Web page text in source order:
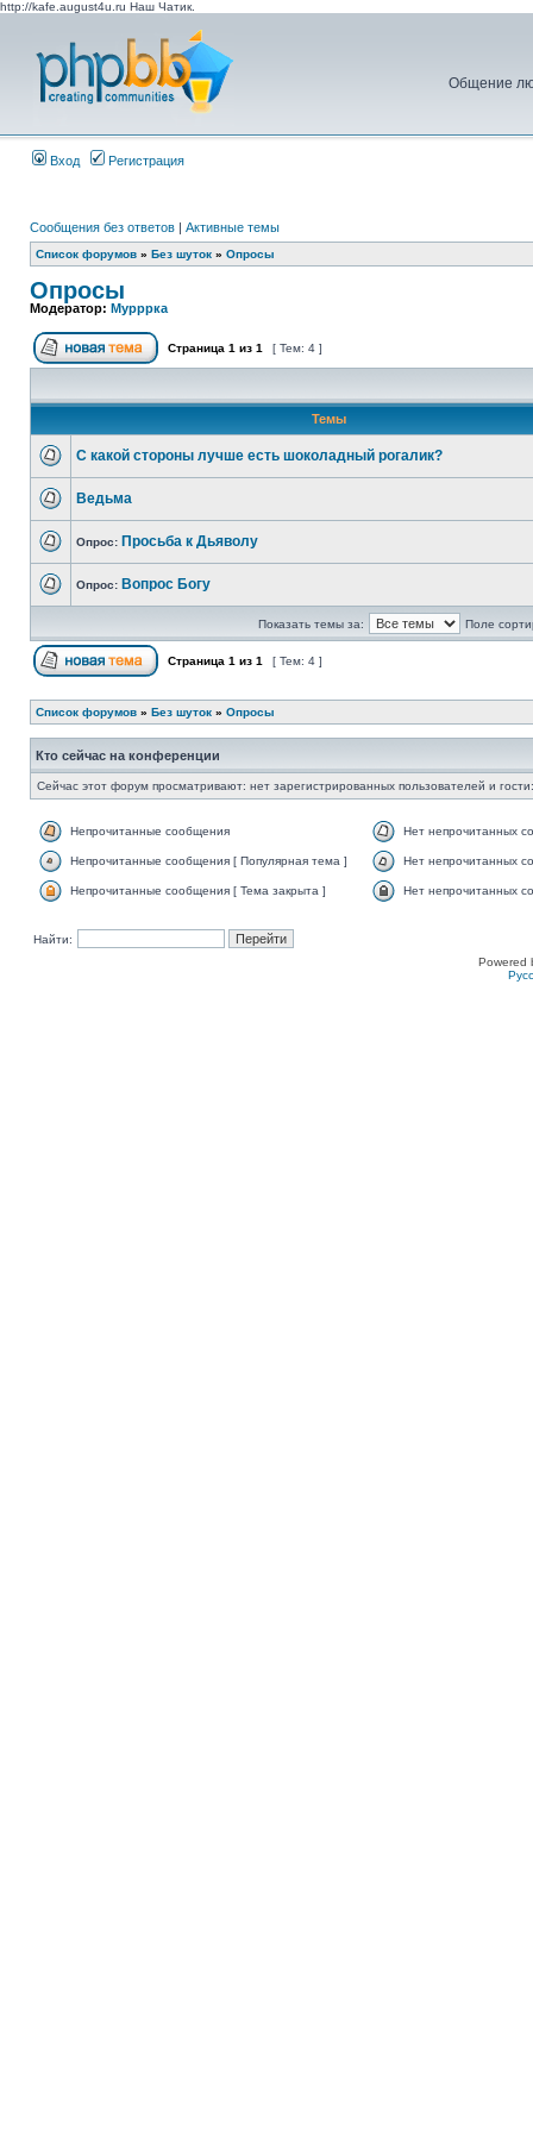
http://kafe.august4u.ru Наш Чатик.
Общение
Вход Регистрация
Сообщения без ответов | Активные темы
Список форумов » Без шуток » Опросы
Опросы
Модератор: Мурррка
Страница 1 из 1 [ Тем: 4 ]
Темы
С какой стороны лучше есть шоколадный рогалик?
Ведьма
Опрос: Просьба к Дьяволу
Опрос: Вопрос Богу
Показать темы за: Поле
Страница 1 из 1 [ Тем: 4 ]
Список форумов » Без шуток » Опросы
Кто сейчас на конференции
Сейчас этот форум просматривают: нет зарегистрированных пользователей и
Непрочитанные сообщения Нет непрочитанных
Непрочитанные сообщения [ Популярная тема ] Нет непрочитанных
Непрочитанные сообщения [ Тема закрыта ] Нет непрочитанных
Найти:
Powered